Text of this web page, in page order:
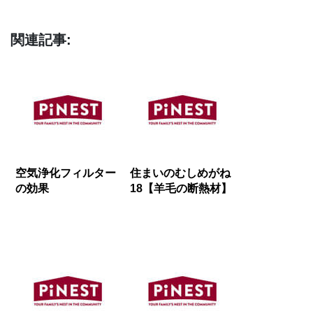
関連記事:
空気浄化フィルター
の効果
住まいのむしめがね
18【羊毛の断熱材】